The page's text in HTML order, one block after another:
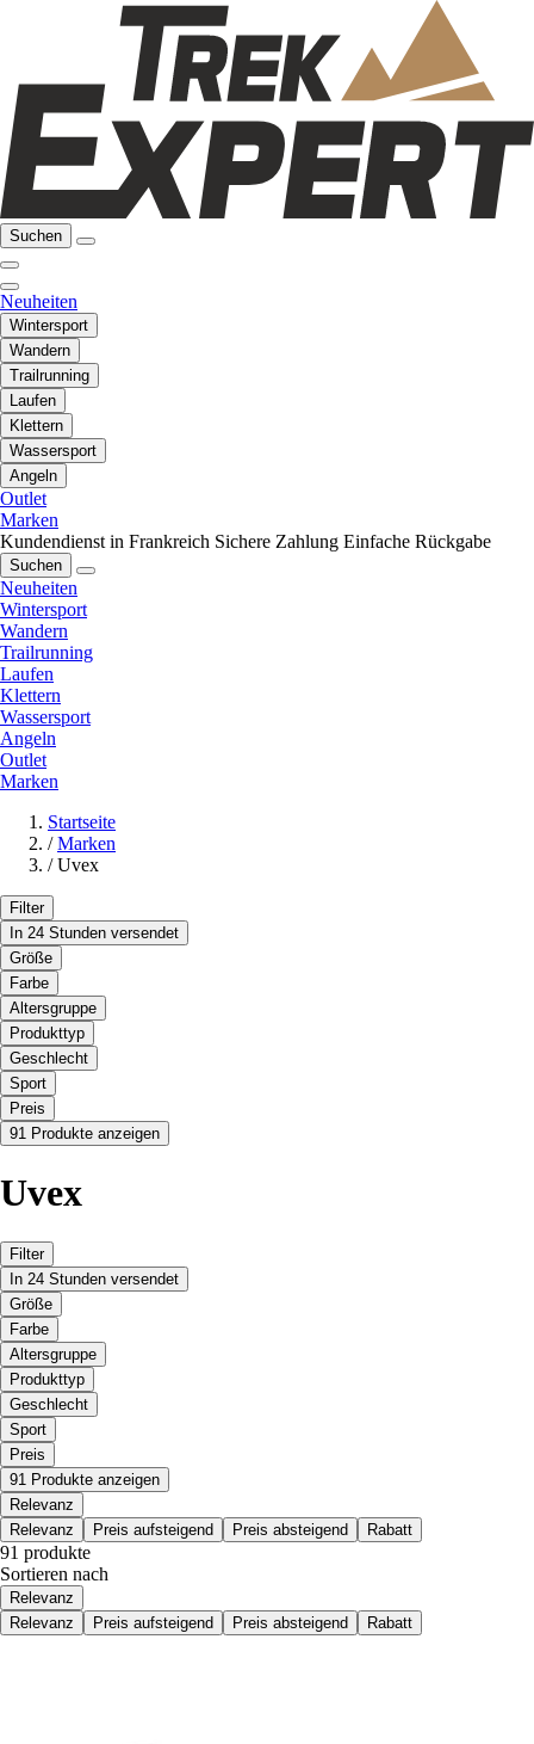
Suchen
Neuheiten
Wintersport
Wandern
Trailrunning
Laufen
Klettern
Wassersport
Angeln
Outlet
Marken
Kundendienst in Frankreich Sichere Zahlung Einfache Rückgabe
Suchen
Neuheiten
Wintersport
Wandern
Trailrunning
Laufen
Klettern
Wassersport
Angeln
Outlet
Marken
Startseite
/ Marken
/ Uvex
Filter
In 24 Stunden versendet
Größe
Farbe
Altersgruppe
Produkttyp
Geschlecht
Sport
Preis
91 Produkte anzeigen
Uvex
Filter
In 24 Stunden versendet
Größe
Farbe
Altersgruppe
Produkttyp
Geschlecht
Sport
Preis
91 Produkte anzeigen
Relevanz
Relevanz
Preis aufsteigend Preis absteigend Rabatt
91 produkte
Sortieren nach
Relevanz
Relevanz
Preis aufsteigend Preis absteigend Rabatt